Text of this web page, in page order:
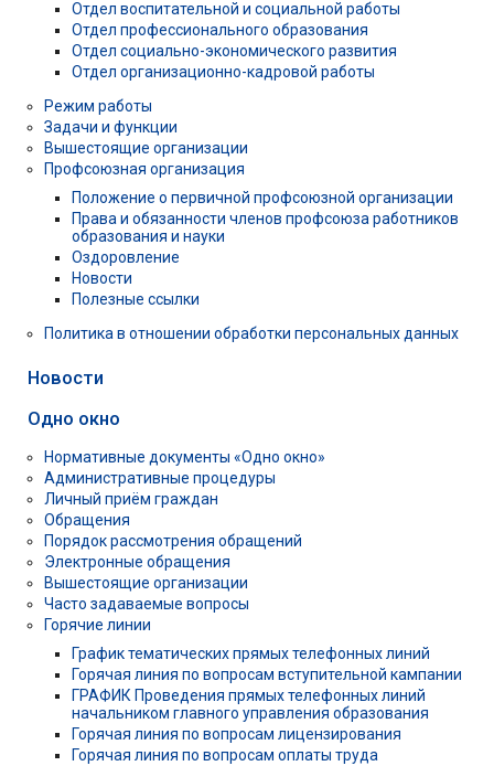
Отдел воспитательной и социальной работы
Отдел профессионального образования
Отдел социально-экономического развития
Отдел организационно-кадровой работы
Режим работы
Задачи и функции
Вышестоящие организации
Профсоюзная организация
Положение о первичной профсоюзной организации
Права и обязанности членов профсоюза работников
образования и науки
Оздоровление
Новости
Полезные ссылки
Политика в отношении обработки персональных данных
Новости
Одно окно
Нормативные документы «Одно окно»
Административные процедуры
Личный приём граждан
Обращения
Порядок рассмотрения обращений
Электронные обращения
Вышестоящие организации
Часто задаваемые вопросы
Горячие линии
График тематических прямых телефонных линий
Горячая линия по вопросам вступительной кампании
ГРАФИК Проведения прямых телефонных линий
начальником главного управления образования
Горячая линия по вопросам лицензирования
Горячая линия по вопросам оплаты труда